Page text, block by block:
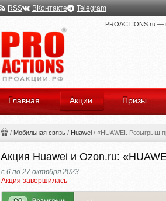
RSS ВКонтакте Telegram
PROACTIONS.ru —
Главная Акции Призы
/ Мобильная связь / Huawei / «HUAWEI. Розыгрыш
Акция Huawei и Ozon.ru:
с 6 по 27 октября 2023
Акция завершилась